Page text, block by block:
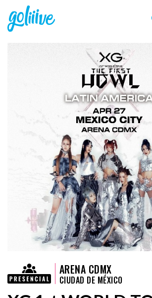
ARENA CDMX
CIUDAD DE MÉXICO